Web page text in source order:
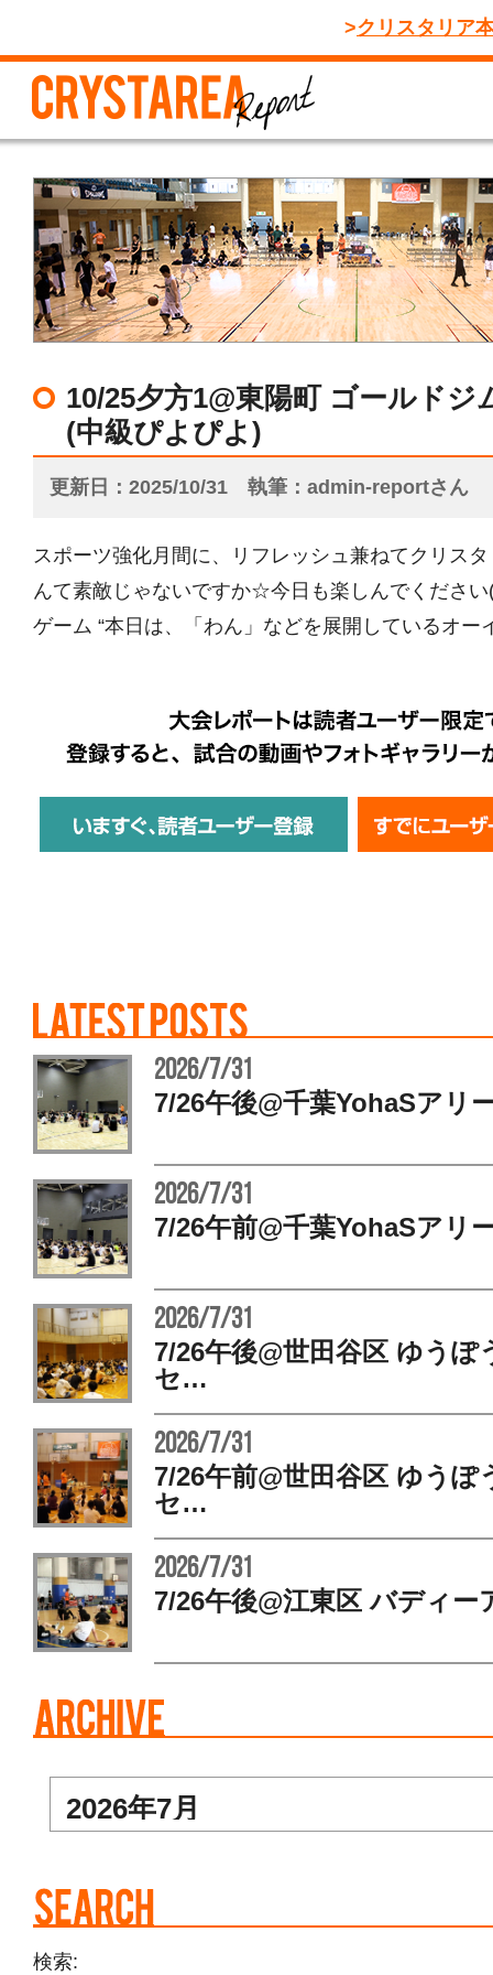
クリスタリア
10/25夕方1@東陽町 ゴールド
(中級ぴよぴよ)
更新日 2025/10/31 執筆 admin-reportさん
スポーツ強化月間に、リフレッシュ兼ねてクリス
んて素敵じゃないですか☆今日も楽しんでくださ
ゲーム “本日は、「わん」などを展開しているオ
2026/7/31
7/26午後@千葉YohaSア
2026/7/31
7/26午前@千葉YohaSア
2026/7/31
7/26午後@世田谷区 ゆうぽ
セ…
2026/7/31
7/26午前@世田谷区 ゆうぽ
セ…
2026/7/31
7/26午後@江東区 バディ
検索: